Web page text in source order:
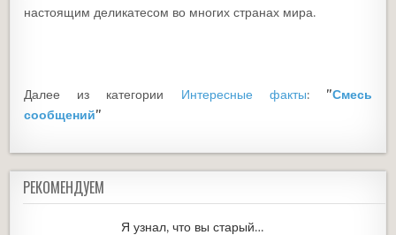
настоящим деликатесом во многих странах мира.
Далее из категории Интересные факты: "Смесь
сообщений"
РЕКОМЕНДУЕМ
Я узнал, что вы старый…